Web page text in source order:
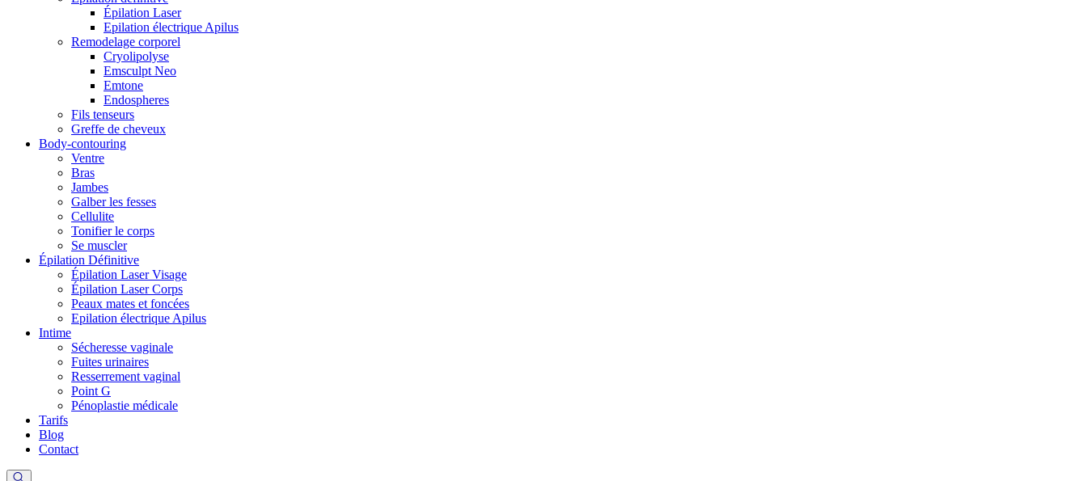
Épilation Laser
Epilation électrique Apilus
Remodelage corporel
Cryolipolyse
Emsculpt Neo
Emtone
Endospheres
Fils tenseurs
Greffe de cheveux
Body-contouring
Ventre
Bras
Jambes
Galber les fesses
Cellulite
Tonifier le corps
Se muscler
Épilation Définitive
Épilation Laser Visage
Épilation Laser Corps
Peaux mates et foncées
Epilation électrique Apilus
Intime
Sécheresse vaginale
Fuites urinaires
Resserrement vaginal
Point G
Pénoplastie médicale
Tarifs
Blog
Contact